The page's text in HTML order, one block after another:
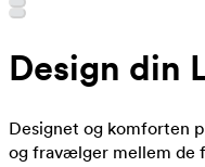
Design din
Designet og komforten
og fravælger mellem de